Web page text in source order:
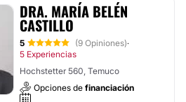
DRA. MARÍA BELÉN
CASTILLO
5 (9 Opiniones)·
5 Experiencias
Hochstetter 560, Temuco
Opciones de financiación